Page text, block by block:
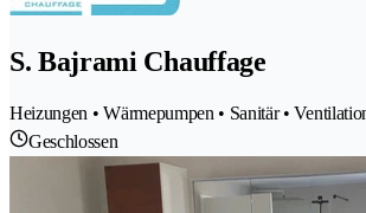
S. Bajrami Chauffage
Heizungen • Wärmepumpen • Sanitär •
Geschlossen